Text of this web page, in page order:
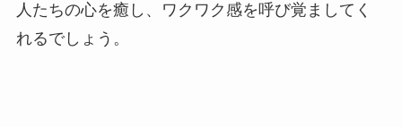
人たちの心を癒し、ワクワク感を呼び覚ましてく
れるでしょう。